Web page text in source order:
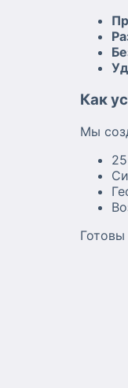
Как
Мы